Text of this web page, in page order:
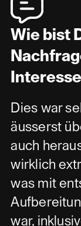
Wie bist
Dies war
äusserst
auch
wirklich
was mit
war,